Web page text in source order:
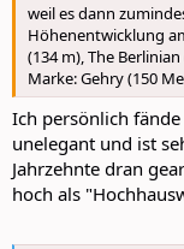
weil es dann
Höhenentwicklung
(134 m), The
Marke: Gehry (150
Ich persönlich
unelegant und ist
Jahrzehnte dran
hoch als